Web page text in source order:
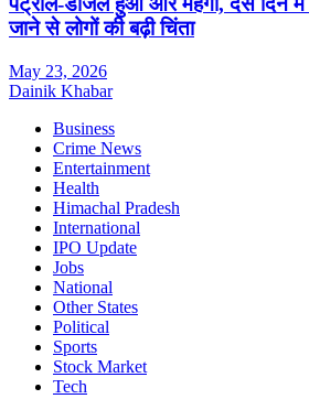
जाने से लोगों की बढ़ी चिंता
May 23, 2026
Dainik Khabar
Business
Crime News
Entertainment
Health
Himachal Pradesh
International
IPO Update
Jobs
National
Other States
Political
Sports
Stock Market
Tech